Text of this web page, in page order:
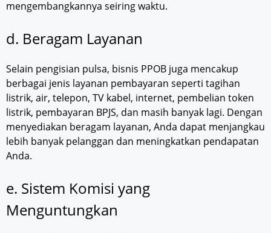
mengembangkannya seiring waktu.
d. Beragam Layanan
Selain pengisian pulsa, bisnis PPOB juga mencakup
berbagai jenis layanan pembayaran seperti tagihan
listrik, air, telepon, TV kabel, internet, pembelian token
listrik, pembayaran BPJS, dan masih banyak lagi. Dengan
menyediakan beragam layanan, Anda dapat menjangkau
lebih banyak pelanggan dan meningkatkan pendapatan
Anda.
e. Sistem Komisi yang
Menguntungkan